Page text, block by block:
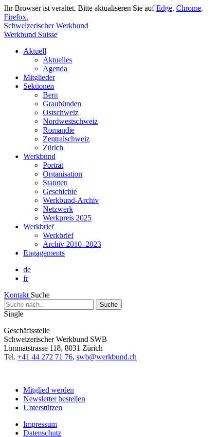
Ihr Browser ist veraltet. Bitte aktualiseren Sie aufEdge, Chrome,
Firefox.
Schweizerischer Werkbund
Werkbund Suisse
Aktuell
Aktuelles
Agenda
Mitglieder
Sektionen
Bern
Graubünden
Ostschweiz
Nordwestschweiz
Romandie
Zentralschweiz
Zürich
Werkbund
Porträt
Organisation
Statuten
Geschichte
Werkbund-Archiv
Netzwerk
Werkpreis 2025
Werkbrief
Werkbrief
Archiv 2010–2023
Engagements
de
fr
Kontakt Suche
Suche
nach...
Single
Geschäftsstelle
Schweizerischer Werkbund SWB
Limmatstrasse 118, 8031 Zürich
Tel. +41 44 272 71 76, swb@werkbund.ch
Mitglied werden
Newsletter bestellen
Unterstützen
Impressum
Datenschutz